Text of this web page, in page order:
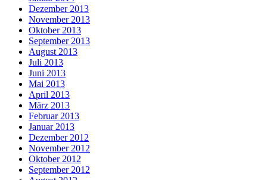
Dezember 2013
November 2013
Oktober 2013
September 2013
August 2013
Juli 2013
Juni 2013
Mai 2013
April 2013
März 2013
Februar 2013
Januar 2013
Dezember 2012
November 2012
Oktober 2012
September 2012